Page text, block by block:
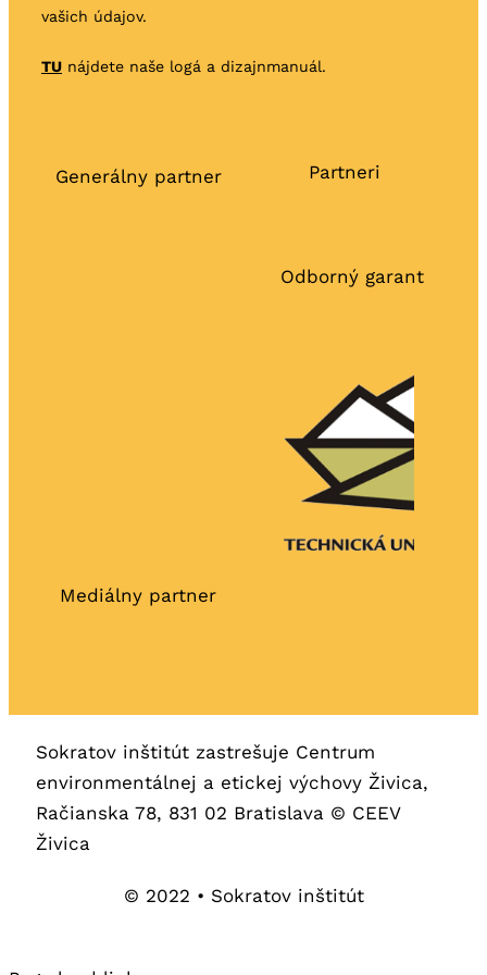
vašich údajov.
TUnájdete naše logá a dizajnmanuál.
Generálny partner Partneri
Odborný garant
Mediálny partner
Sokratov inštitút zastrešuje Centrum
environmentálnej a etickej výchovy Živica,
Račianska 78, 831 02 Bratislava © CEEV
Živica
© 2022 • Sokratov inštitút